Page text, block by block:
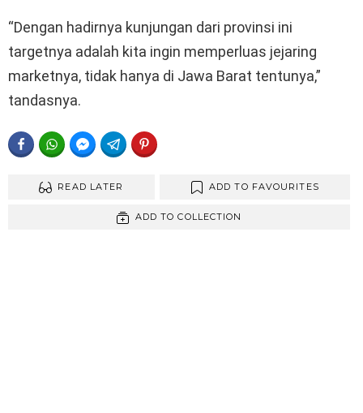
“Dengan hadirnya kunjungan dari provinsi ini
targetnya adalah kita ingin memperluas jejaring
marketnya, tidak hanya di Jawa Barat tentunya,”
tandasnya.
FACEBOOKWHATSAPPFACEBOOK MESSENGER
TELEGRAM
READ LATER ADD TO FAVOURITES
ADD TO COLLECTION